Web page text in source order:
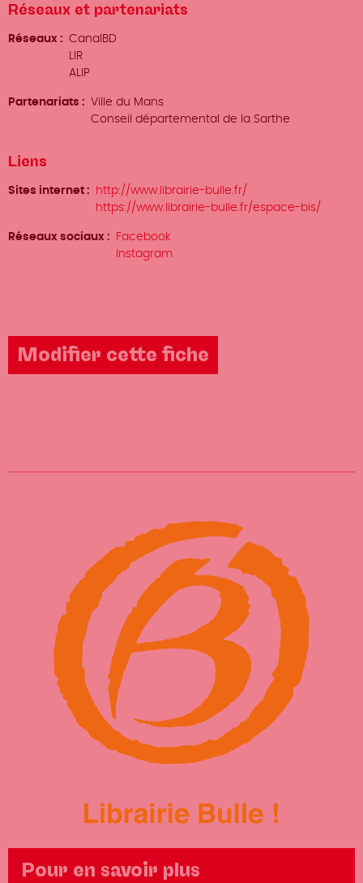
Réseaux et partenariats
Réseaux
CanalBD
LIR
ALIP
Partenariats
Ville du Mans
Conseil départemental de la Sarthe
Liens
Sites internet
http://www.librairie-bulle.fr/
https://www.librairie-bulle.fr/espace-bis/
Réseaux sociaux
Facebook
Instagram
Modifier cette fiche
Pour en savoir plus